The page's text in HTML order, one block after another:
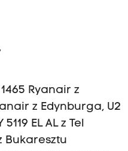
1465 Ryanair z
z Edynburga, U2
EL AL z Tel
Bukaresztu